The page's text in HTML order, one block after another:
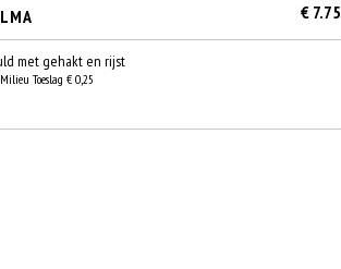
€ 7.75
met gehakt en rijst
Toeslag € 0,25